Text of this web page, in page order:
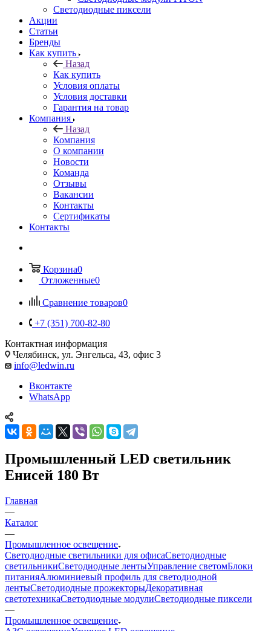
Светодиодные пиксели
Акции
Статьи
Бренды
Как купить
Назад
Как купить
Условия оплаты
Условия доставки
Гарантия на товар
Компания
Назад
Компания
О компании
Новости
Команда
Отзывы
Вакансии
Контакты
Сертификаты
Контакты
Корзина0
Отложенные0
Сравнение товаров0
+7 (351) 700-82-80
Контактная информация
Челябинск, ул. Энгельса, 43, офис 3
info@ledwin.ru
Вконтакте
WhatsApp
Промышленный LED светильник
Енисей 180 Вт
Главная
—
Каталог
—
Промышленное освещение
Светодиодные светильники для офисаСветодиодные
светильникиСветодиодные лентыУправление светомБлоки
питанияАлюминиевый профиль для светодиодной
лентыСветодиодные прожекторыДекоративная
светотехникаСветодиодные модулиСветодиодные пиксели
—
Промышленное освещение